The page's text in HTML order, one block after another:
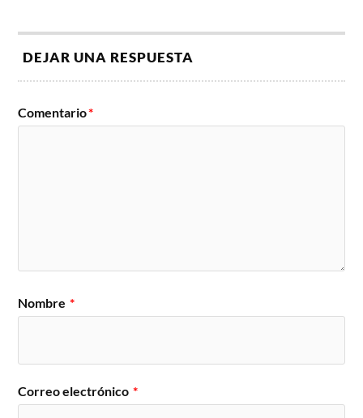
DEJAR UNA RESPUESTA
Comentario*
Nombre *
Correo electrónico *